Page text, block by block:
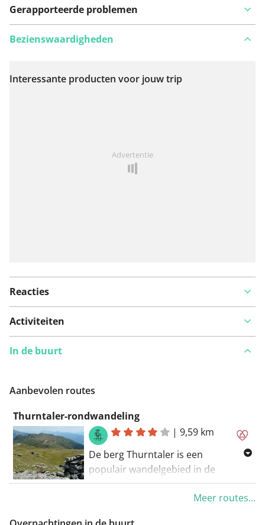
Gerapporteerde problemen
Bekijk op kaart
Bezienswaardigheden
Interessante producten voor jouw trip
Advertentie
Reacties
Activiteiten
In de buurt
Aanbevolen routes
Thurntaler-rondwandeling
|9,59 km
De berg Thurntaler is een
populair wandelgebied in de
Villgratengroep. Deze
rondwandeling, die begint met een
Meer routes...